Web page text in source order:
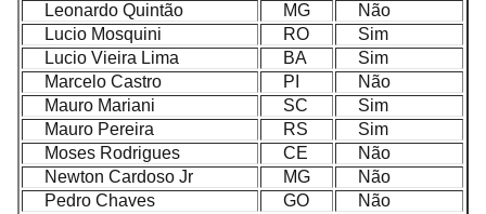
Leonardo Quintão
MG
Não
Lucio Mosquini
RO
Sim
Lucio Vieira Lima
BA
Sim
Marcelo Castro
PI
Não
Mauro Mariani
SC
Sim
Mauro Pereira
RS
Sim
Moses Rodrigues
CE
Não
Newton Cardoso Jr
MG
Não
Pedro Chaves
GO
Não